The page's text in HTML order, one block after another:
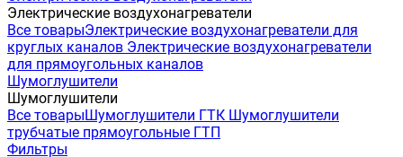
Электрические воздухонагреватели
Все товарыЭлектрические воздухонагреватели для
круглых каналов Электрические воздухонагреватели
для прямоугольных каналов
Шумоглушители
Шумоглушители
Все товарыШумоглушители ГТК Шумоглушители
трубчатые прямоугольные ГТП
Фильтры